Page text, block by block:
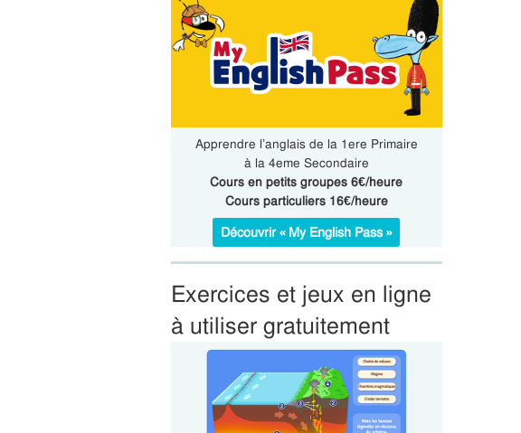
Apprendre l’anglais de la 1ere Primaire
à la 4eme Secondaire
Cours en petits groupes 6€/heure
Cours particuliers 16€/heure
Découvrir « My English Pass »
Exercices et jeux en ligne
à utiliser gratuitement